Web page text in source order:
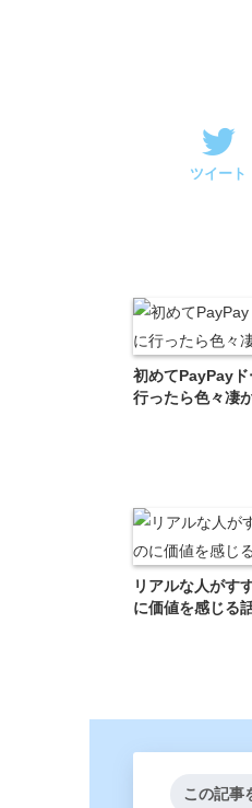
ツイート
初めてPayPay
行ったら色々凄
リアルな人がす
に価値を感じる
この記事